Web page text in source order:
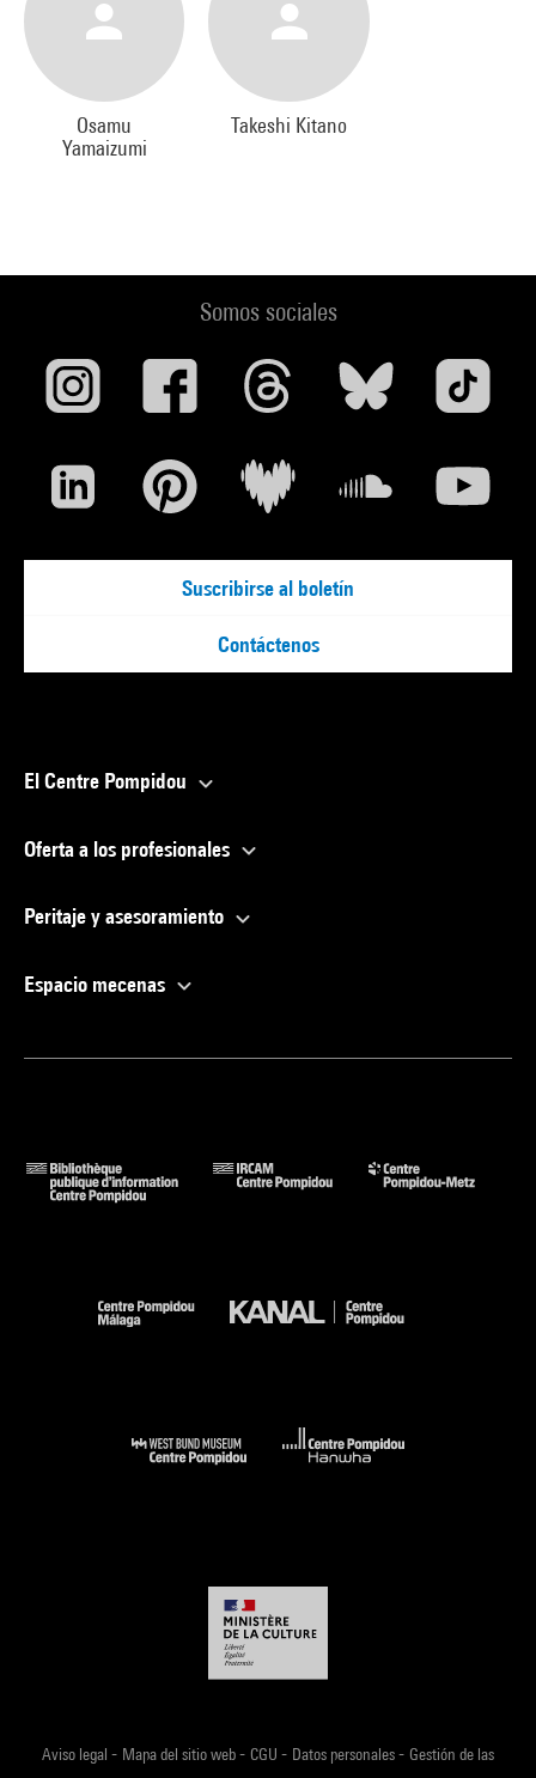
Osamu
Yamaizumi
Takeshi Kitano
Somos sociales
Suscribirse al boletín
Contáctenos
El Centre Pompidou
Oferta a los profesionales
Peritaje y asesoramiento
Espacio mecenas
Aviso legal - Mapa del sitio web- CGU - Datos personales- Gestión de las